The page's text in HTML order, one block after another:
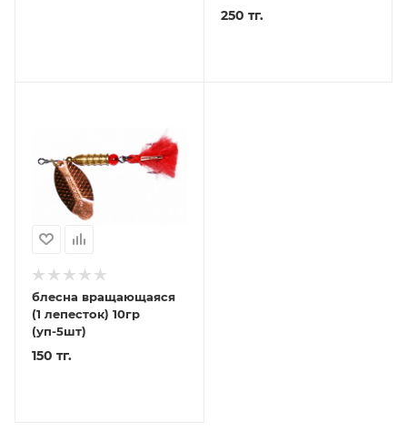
250 тг.
блесна вращающаяся
(1 лепесток) 10гр
(уп-5шт)
150 тг.